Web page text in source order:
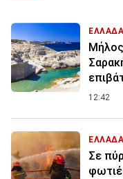
ΕΛΛΑΔΑ
12:42
ΕΛΛΑΔΑ
Σε